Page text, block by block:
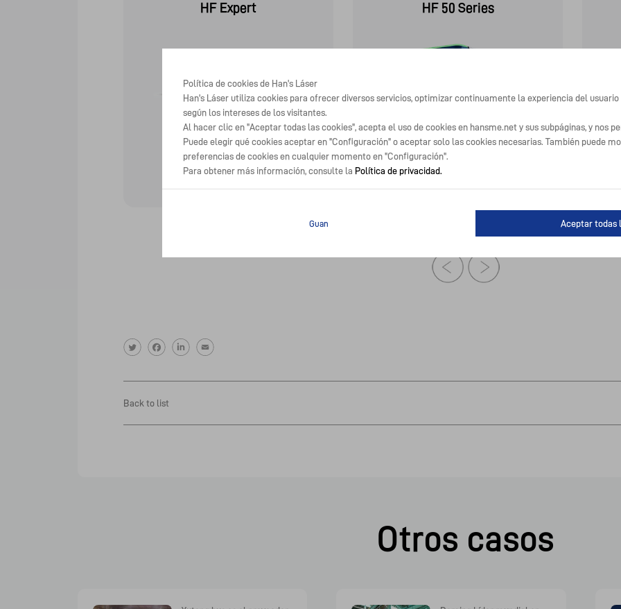
HF Expert
View Product
HF 50 Series
View Product
Back to list
Otros casos
Política de cookies de Han's Láser
Han's Láser utiliza cookies para ofrecer diversos servicios, optimizar continuamente la experiencia del
según los intereses de los visitantes.
Al hacer clic en "Aceptar todas las cookies", acepta el uso de cookies en hansme.net y sus subpáginas, y nos
Puede elegir qué cookies aceptar en "Configuración" o aceptar solo las cookies necesarias. También puede
preferencias de cookies en cualquier momento en "Configuración".
Para obtener más información, consulte la Política de privacidad.
Guan Aceptar todas